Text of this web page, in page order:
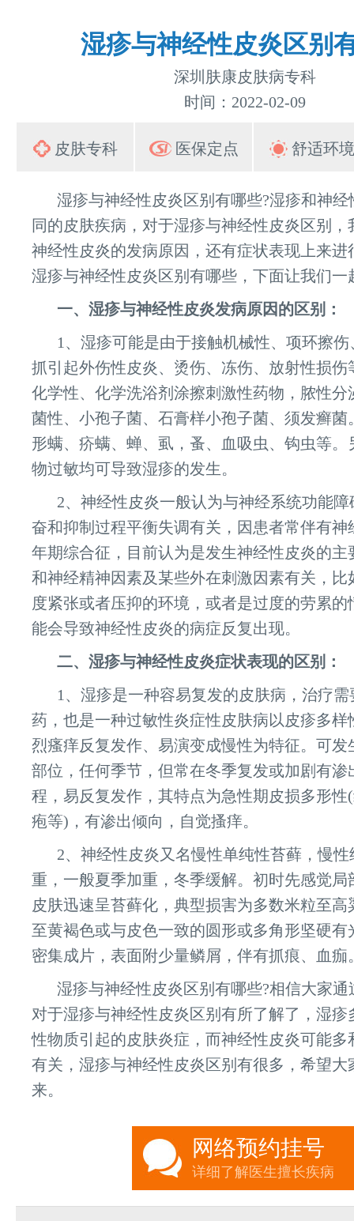
湿疹与神经性皮炎区别
深圳肤康皮肤病专科
时间：2022-02-09
皮肤专科 医保定点 舒适环境
湿疹与神经性皮炎区别有哪些?湿疹和神
同的皮肤疾病，对于湿疹与神经性皮炎区别
神经性皮炎的发病原因，还有症状表现上来进
湿疹与神经性皮炎区别有哪些，下面让我们一
一、湿疹与神经性皮炎发病原因的区别：
1、湿疹可能是由于接触机械性、项环擦
抓引起外伤性皮炎、烫伤、冻伤、放射性损伤
化学性、化学洗浴剂涂擦刺激性药物，脓性分
菌性、小孢子菌、石膏样小孢子菌、须发癣菌
形螨、疥螨、蝉、虱，蚤、血吸虫、钩虫等。
物过敏均可导致湿疹的发生。
2、神经性皮炎一般认为与神经系统功能
奋和抑制过程平衡失调有关，因患者常伴有神
年期综合征，目前认为是发生神经性皮炎的主
和神经精神因素及某些外在刺激因素有关，比
度紧张或者压抑的环境，或者是过度的劳累的
能会导致神经性皮炎的病症反复出现。
二、湿疹与神经性皮炎症状表现的区别：
1、湿疹是一种容易复发的皮肤病，治疗
药，也是一种过敏性炎症性皮肤病以皮疹多样
烈瘙痒反复发作、易演变成慢性为特征。可发
部位，任何季节，但常在冬季复发或加剧有渗
程，易反复发作，其特点为急性期皮损多形性
疱等)，有渗出倾向，自觉搔痒。
2、神经性皮炎又名慢性单纯性苔藓，慢
重，一般夏季加重，冬季缓解。初时先感觉局
皮肤迅速呈苔藓化，典型损害为多数米粒至
至黄褐色或与皮色一致的圆形或多角形坚硬有
密集成片，表面附少量鳞屑，伴有抓痕、血痂
湿疹与神经性皮炎区别有哪些?相信大家
对于湿疹与神经性皮炎区别有所了解了，湿疹
性物质引起的皮肤炎症，而神经性皮炎可能多
有关，湿疹与神经性皮炎区别有很多，希望大
来。
网络预约挂号
详细了解医生擅长疾病